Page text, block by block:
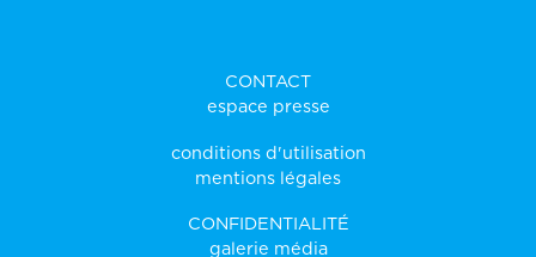
CONTACT
espace presse
conditions d'utilisation
mentions légales
CONFIDENTIALITÉ
galerie média